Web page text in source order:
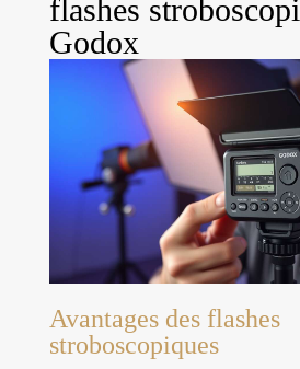
flashes
Godox
Avantages des flashes
stroboscopiques